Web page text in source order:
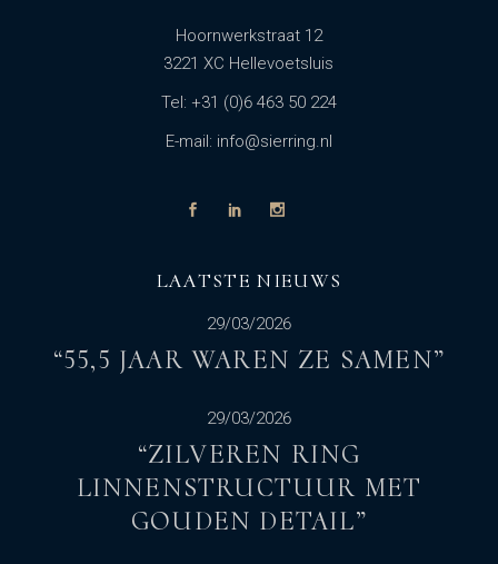
Hoornwerkstraat 12
3221 XC Hellevoetsluis
Tel: +31 (0)6 463 50 224
E-mail: info@sierring.nl
LAATSTE NIEUWS
29/03/2026
“55,5 JAAR WAREN ZE SAMEN”
29/03/2026
“ZILVEREN RING
LINNENSTRUCTUUR MET
GOUDEN DETAIL”